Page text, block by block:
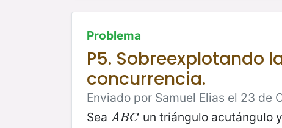
Problema
P5. Sobreexplotando
concurrencia.
Enviado por Samuel Elias el 23 de
Sea ABC
ABC un triángulo acutángulo y